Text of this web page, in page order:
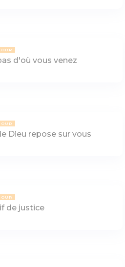
d'où vous venez
Dieu repose sur vous
de justice